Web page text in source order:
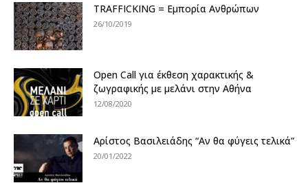
TRAFFICKING = Εμπορία Ανθρώπων
26/10/2019
Open Call για έκθεση χαρακτικής &
ζωγραφικής με μελάνι στην Αθήνα
12/08/2020
Αρίστος Βασιλειάδης “Αν θα φύγεις τελικά”
20/01/2022